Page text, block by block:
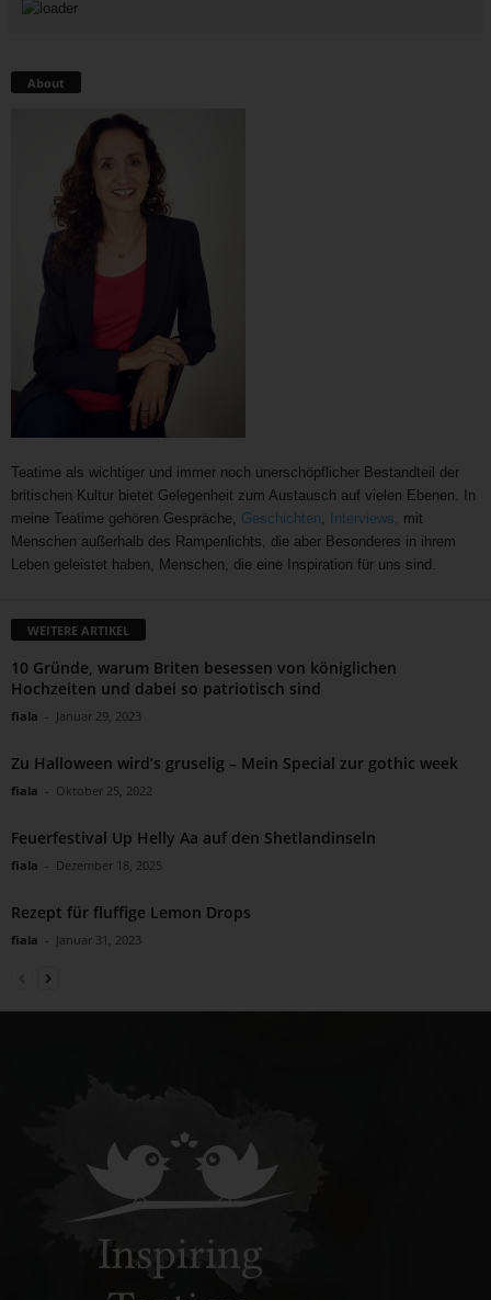
About
Teatime als wichtiger und immer noch unerschöpflicher Bestandteil der
britischen Kultur bietet Gelegenheit zum Austausch auf vielen Ebenen. In
meine Teatime gehören Gespräche, Geschichten Interviews,
mit
Menschen außerhalb des Rampenlichts, die aber Besonderes in ihrem
Leben geleistet haben, Menschen, die eine Inspiration für uns sind.
WEITERE ARTIKEL
10 Gründe, warum Briten besessen von königlichen
Hochzeiten und dabei so patriotisch sind
fiala - Januar 29, 2023
Zu Halloween wird’s gruselig – Mein Special zur gothic week
fiala - Oktober 25, 2022
Feuerfestival Up Helly Aa auf den Shetlandinseln
fiala - Dezember 18, 2025
Rezept für fluffige Lemon Drops
fiala - Januar 31, 2023